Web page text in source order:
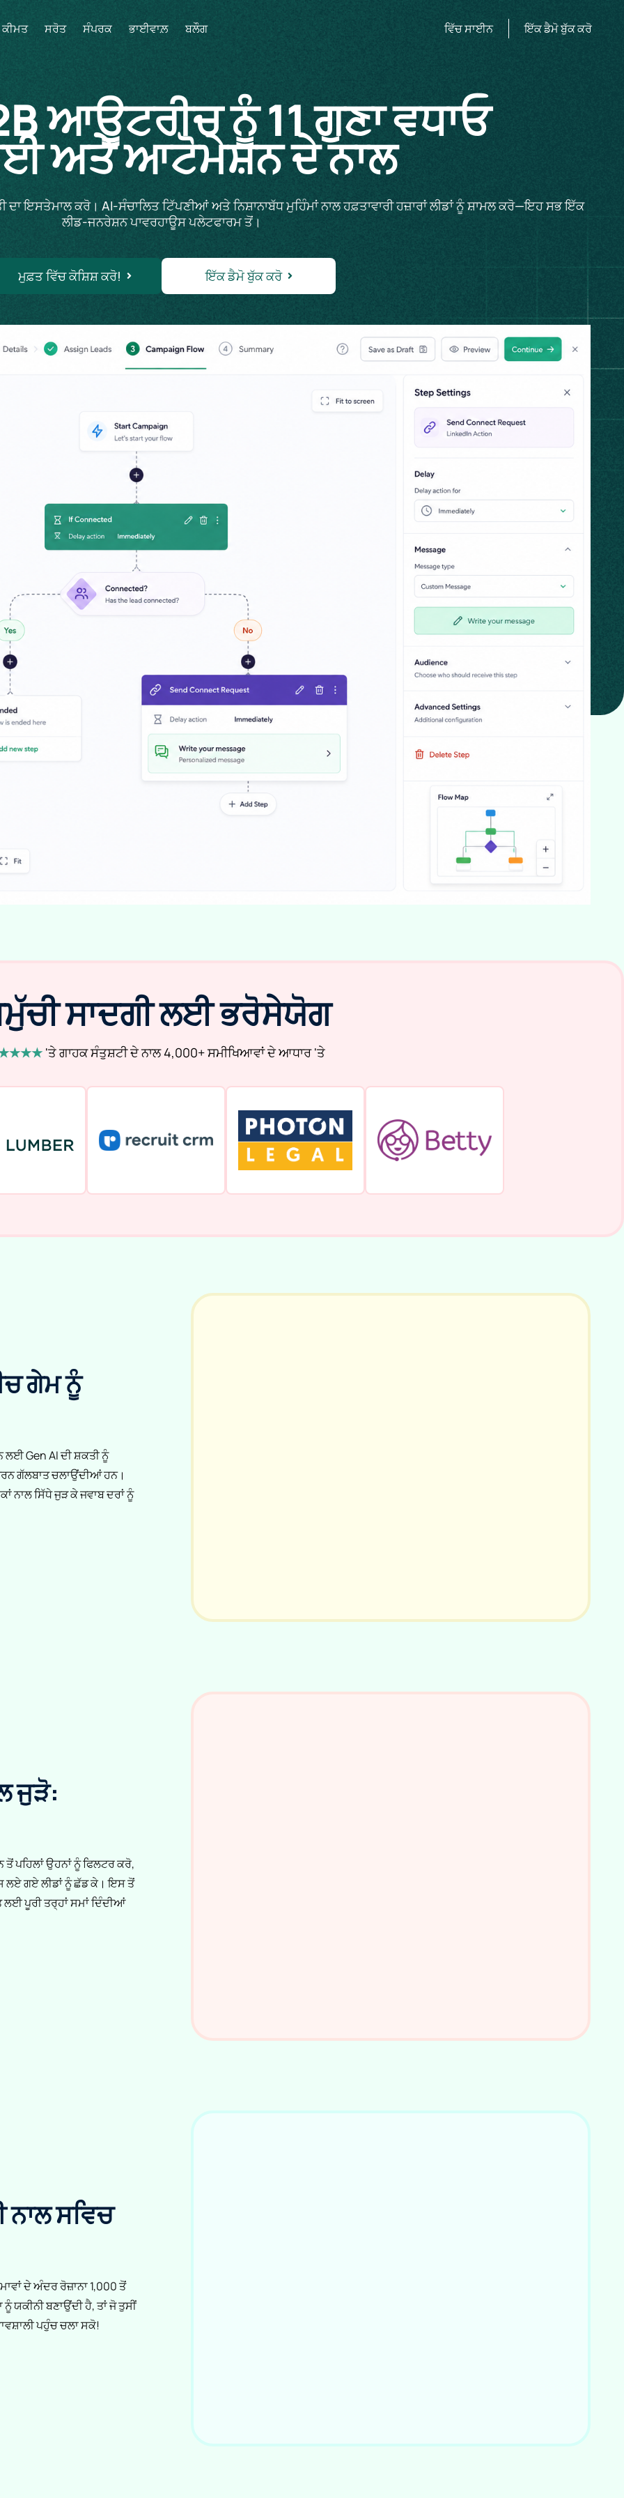
ਕੀਮਤ ਸਰੋਤ ਸੰਪਰਕ ਭਾਈਵਾਲ਼ ਬਲੌਗ ਵਿੱਚ ਸਾਈਨ ਇੱਕ ਡੈਮੋ ਬੁੱਕ ਕਰੋ
ਆਊਟਰੀਚ ਨੂੰ 11 ਗੁਣਾ ਵਧਾਓ
ਅਤੇ ਆਟੋਮੇਸ਼ਨ ਦੇ ਨਾਲ
ਇਸਤੇਮਾਲ ਕਰੋ। AI-ਸੰਚਾਲਿਤ ਟਿੱਪਣੀਆਂ ਅਤੇ ਨਿਸ਼ਾਨਾਬੱਧ ਮੁਹਿੰਮਾਂ ਨਾਲ ਹਫ਼ਤਾਵਾਰੀ ਹਜ਼ਾਰਾਂ ਲੀਡਾਂ ਨੂੰ ਸ਼ਾਮਲ ਕਰੋ—ਇਹ ਸਭ ਇੱਕ
ਲੀਡ-ਜਨਰੇਸ਼ਨ ਪਾਵਰਹਾਊਸ ਪਲੇਟਫਾਰਮ ਤੋਂ।
ਮੁਫ਼ਤ ਵਿੱਚ ਕੋਸ਼ਿਸ਼ ਕਰੋ! ਇੱਕ ਡੈਮੋ ਬੁੱਕ ਕਰੋ
ਸਾਦਗੀ ਲਈ ਭਰੋਸੇਯੋਗ
'ਤੇ ਗਾਹਕ ਸੰਤੁਸ਼ਟੀ ਦੇ ਨਾਲ 4,000+ ਸਮੀਖਿਆਵਾਂ ਦੇ ਆਧਾਰ 'ਤੇ
ਗੇਮ ਨੂੰ
Gen AI ਦੀ ਸ਼ਕਤੀ ਨੂੰ
ਗੱਲਬਾਤ ਚਲਾਉਂਦੀਆਂ ਹਨ।
ਨਾਲ ਸਿੱਧੇ ਜੁੜ ਕੇ ਜਵਾਬ ਦਰਾਂ ਨੂੰ
ਜੁੜੋ:
ਪਹਿਲਾਂ ਉਹਨਾਂ ਨੂੰ ਫਿਲਟਰ ਕਰੋ,
ਲਏ ਗਏ ਲੀਡਾਂ ਨੂੰ ਛੱਡ ਕੇ। ਇਸ ਤੋਂ
ਪੂਰੀ ਤਰ੍ਹਾਂ ਸਮਾਂ ਦਿੰਦੀਆਂ
ਸਵਿਚ
ਦੇ ਅੰਦਰ ਰੋਜ਼ਾਨਾ 1,000 ਤੋਂ
ਯਕੀਨੀ ਬਣਾਉਂਦੀ ਹੈ, ਤਾਂ ਜੋ ਤੁਸੀਂ
ਪਹੁੰਚ ਚਲਾ ਸਕੋ!